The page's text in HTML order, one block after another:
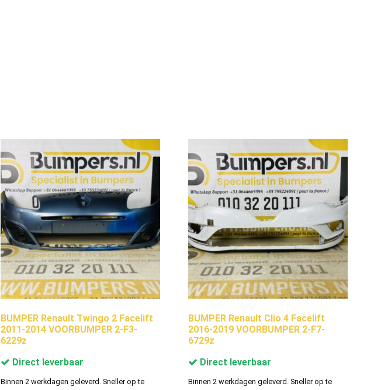
BUMPER Renault Twingo 2 Facelift
2011-2014 VOORBUMPER 2-F3-
6229z
Direct leverbaar
Binnen 2 werkdagen geleverd. Sneller op te
BUMPER Renault Clio 4 Facelift
2016-2019 VOORBUMPER 2-F7-
6729z
Direct leverbaar
Binnen 2 werkdagen geleverd. Sneller op te